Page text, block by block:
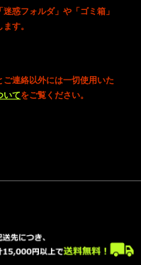
惑フォルダ」や「ゴミ箱」
す。
連絡以外には一切使用いた
いてをご覧ください。